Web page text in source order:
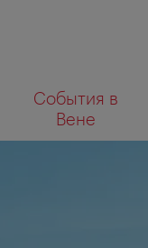
навигации
содержанию
События в
Вене